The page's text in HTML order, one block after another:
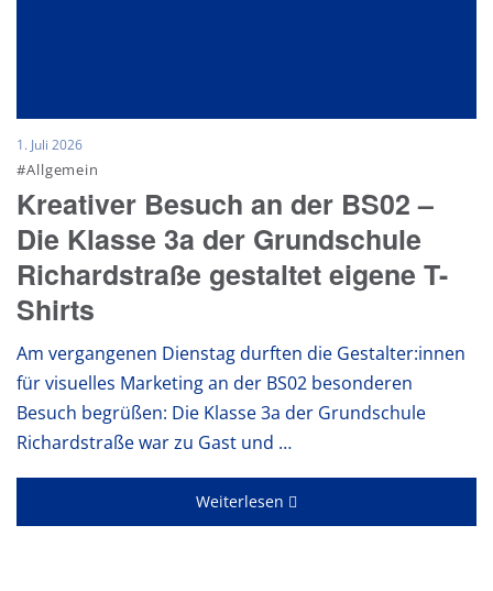
1. Juli 2026
#Allgemein
Kreativer Besuch an der BS02 –
Die Klasse 3a der Grundschule
Richardstraße gestaltet eigene T-
Shirts
Am vergangenen Dienstag durften die Gestalter:innen
für visuelles Marketing an der BS02 besonderen
Besuch begrüßen: Die Klasse 3a der Grundschule
Richardstraße war zu Gast und …
Weiterlesen